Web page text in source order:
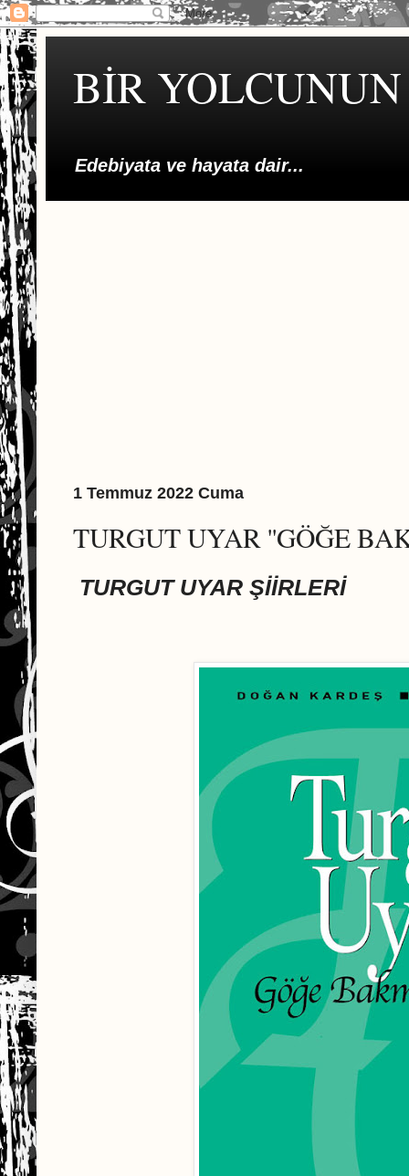
BİR
Edebiyata ve hayata dair...
1 Temmuz 2022 Cuma
TURGUT UYAR ''GÖĞE
TURGUT UYAR ŞİİRLERİ